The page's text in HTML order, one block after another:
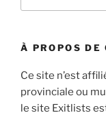
À PROPOS DE
Ce site n’est
provinciale ou
le site Exitlists